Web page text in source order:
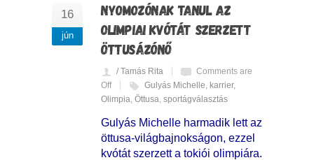
16
jún
NYOMOZÓNAK TANUL AZ
OLIMPIAI KVÓTÁT SZERZETT
ÖTTUSÁZÓNŐ
/ Tamás Rita
Comments are
Off
Gulyás Michelle karrier,
Olimpia Öttusa sportágválasztás
Gulyás Michelle harmadik lett az
öttusa-világbajnokságon, ezzel
kvótát szerzett a tokiói olimpiára.